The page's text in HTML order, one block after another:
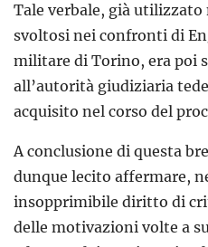
Tale verbale, già utilizzato
svoltosi nei confronti di
militare di Torino, era poi
all’autorità giudiziaria
acquisito nel corso del
A conclusione di questa
dunque lecito affermare,
insopprimibile diritto di
delle motivazioni volte a